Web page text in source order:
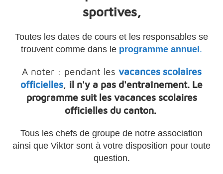
sportives,
Toutes les dates de cours et les responsables se
trouvent comme dans le programme annuel.
A noter : pendant les vacances scolaires
officielles, il n'y a pas d'entraînement. Le
programme suit les vacances scolaires
officielles du canton.
Tous les chefs de groupe de notre association
ainsi que Viktor sont à votre disposition pour toute
question.